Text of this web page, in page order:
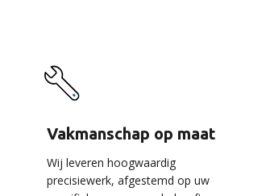
Vakmanschap op maat
Wij leveren hoogwaardig
precisiewerk, afgestemd op uw